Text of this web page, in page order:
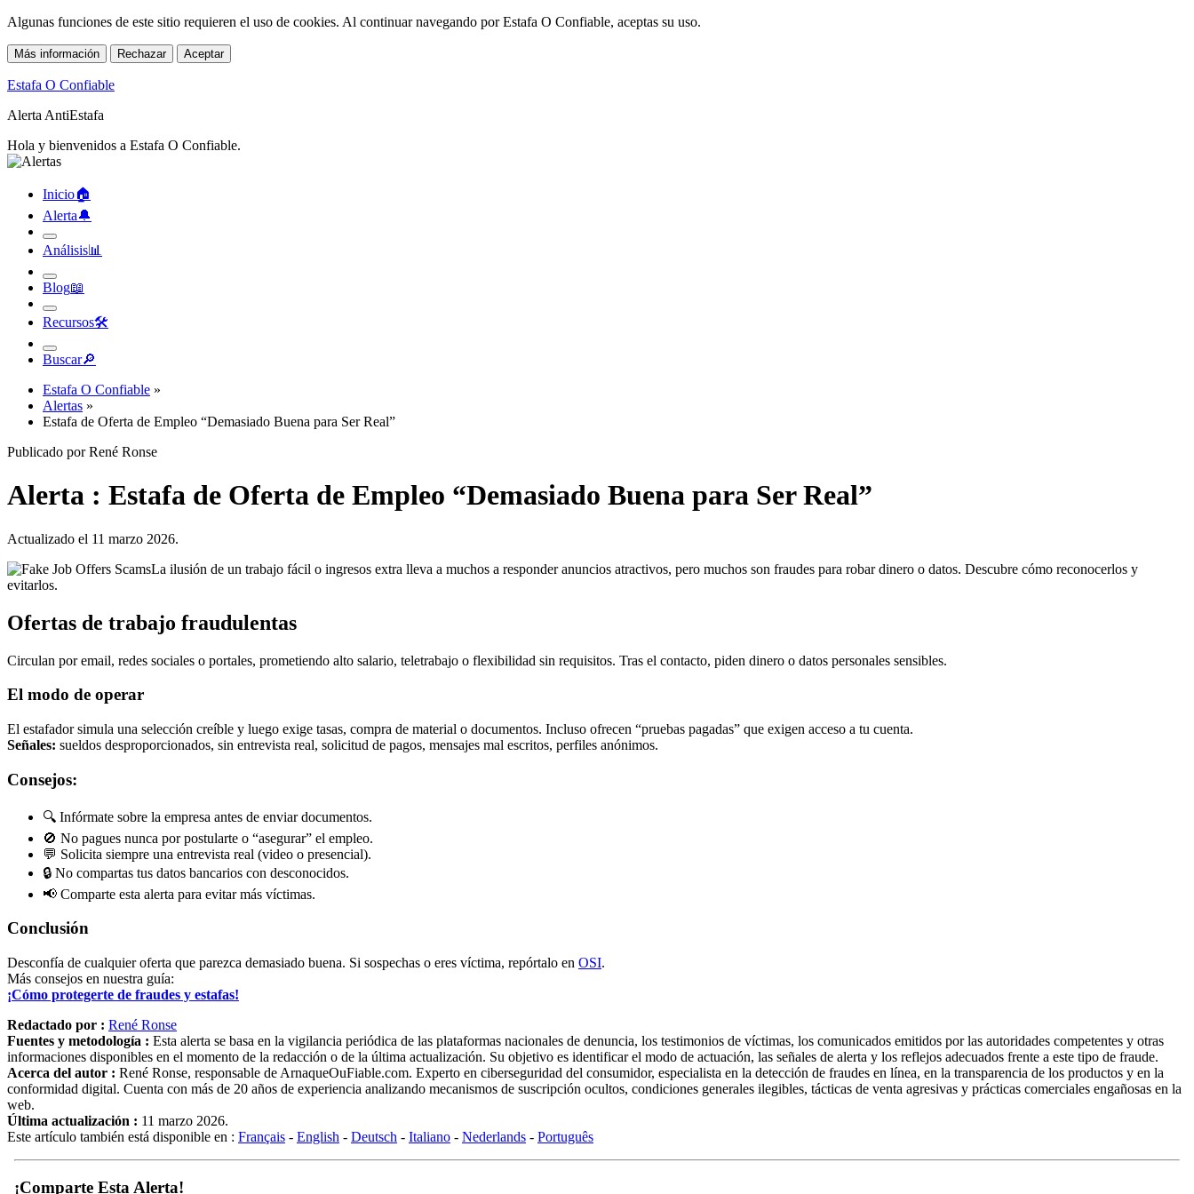
Algunas funciones de este sitio requieren el uso de cookies. Al continuar navegando por Estafa O Confiable, aceptas su uso.
Más información Rechazar Aceptar
Estafa O Confiable
Alerta AntiEstafa
Hola y bienvenidos a Estafa O Confiable.
Inicio🏠︎
Alerta🔔︎
Análisis📊︎
Blog📖︎
Recursos🛠︎
Buscar🔎︎
Estafa O Confiable »
Alertas »
Estafa de Oferta de Empleo “Demasiado Buena para Ser Real”
Publicado por René Ronse
Alerta : Estafa de Oferta de Empleo “Demasiado Buena para Ser Real”
Actualizado el 11 marzo 2026.
La ilusión de un trabajo fácil o ingresos extra lleva a muchos a responder anuncios atractivos, pero muchos son fraudes para robar dinero o datos. Descubre cómo reconocerlos y
evitarlos.
Ofertas de trabajo fraudulentas
Circulan por email, redes sociales o portales, prometiendo alto salario, teletrabajo o flexibilidad sin requisitos. Tras el contacto, piden dinero o datos personales sensibles.
El modo de operar
El estafador simula una selección creíble y luego exige tasas, compra de material o documentos. Incluso ofrecen “pruebas pagadas” que exigen acceso a tu cuenta.
Señales: sueldos desproporcionados, sin entrevista real, solicitud de pagos, mensajes mal escritos, perfiles anónimos.
Consejos:
🔍 Infórmate sobre la empresa antes de enviar documentos.
🚫 No pagues nunca por postularte o “asegurar” el empleo.
💬 Solicita siempre una entrevista real (video o presencial).
🔒 No compartas tus datos bancarios con desconocidos.
📢 Comparte esta alerta para evitar más víctimas.
Conclusión
Desconfía de cualquier oferta que parezca demasiado buena. Si sospechas o eres víctima, repórtalo en OSI.
Más consejos en nuestra guía:
¡Cómo protegerte de fraudes y estafas!
Redactado por : René Ronse
Fuentes y metodología : Esta alerta se basa en la vigilancia periódica de las plataformas nacionales de denuncia, los testimonios de víctimas, los comunicados emitidos por las autoridades competentes y otras
informaciones disponibles en el momento de la redacción o de la última actualización. Su objetivo es identificar el modo de actuación, las señales de alerta y los reflejos adecuados frente a este tipo de fraude.
Acerca del autor : René Ronse, responsable de ArnaqueOuFiable.com. Experto en ciberseguridad del consumidor, especialista en la detección de fraudes en línea, en la transparencia de los productos y en la
conformidad digital. Cuenta con más de 20 años de experiencia analizando mecanismos de suscripción ocultos, condiciones generales ilegibles, tácticas de venta agresivas y prácticas comerciales engañosas en la
web.
Última actualización : 11 marzo 2026.
Este artículo también está disponible en : Français - English - Deutsch - Italiano - Nederlands - Português
¡Comparte Esta Alerta!